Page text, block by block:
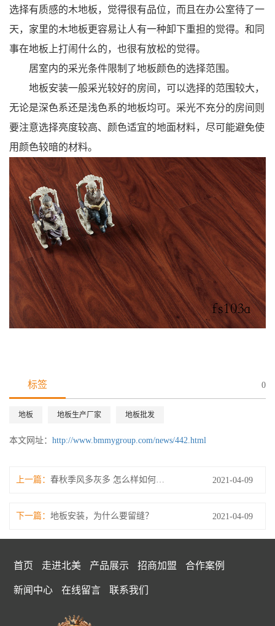
选择有质感的木地板，觉得很有品位，而且在办公室待了一
天，家里的木地板更容易让人有一种卸下重担的觉得。和同
事在地板上打闹什么的，也很有放松的觉得。
居室内的采光条件限制了地板颜色的选择范围。
地板安装一般采光较好的房间，可以选择的范围较大，
无论是深色系还是浅色系的地板均可。采光不充分的房间则
要注意选择亮度较高、颜色适宜的地面材料，尽可能避免使
用颜色较暗的材料。
标签 0
地板 地板生产厂家 地板批发
本文网址： http://www.bmmygroup.com/news/442.html
上一篇： 2021-04-09
下一篇： 地板安装，为什么要留缝？ 2021-04-09
首页 走进北美 产品展示 招商加盟 合作案例
新闻中心 在线留言 联系我们